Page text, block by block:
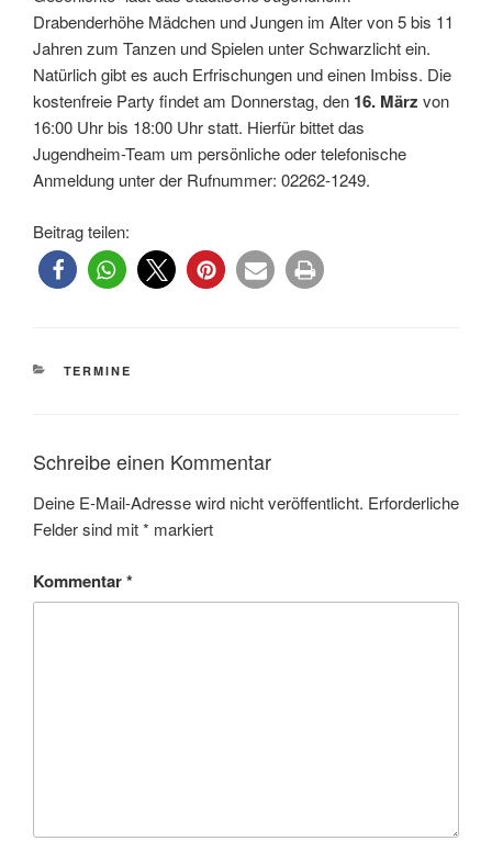
Drabenderhöhe Mädchen und Jungen im Alter von 5 bis 11
Jahren zum Tanzen und Spielen unter Schwarzlicht ein.
Natürlich gibt es auch Erfrischungen und einen Imbiss. Die
kostenfreie Party findet am Donnerstag, den 16. März von
16:00 Uhr bis 18:00 Uhr statt. Hierfür bittet das
Jugendheim-Team um persönliche oder telefonische
Anmeldung unter der Rufnummer: 02262-1249.
Beitrag teilen:
KATEGORIEN
TERMINE
Schreibe einen Kommentar
Deine E-Mail-Adresse wird nicht veröffentlicht. Erforderliche
Felder sind mit* markiert
Kommentar*